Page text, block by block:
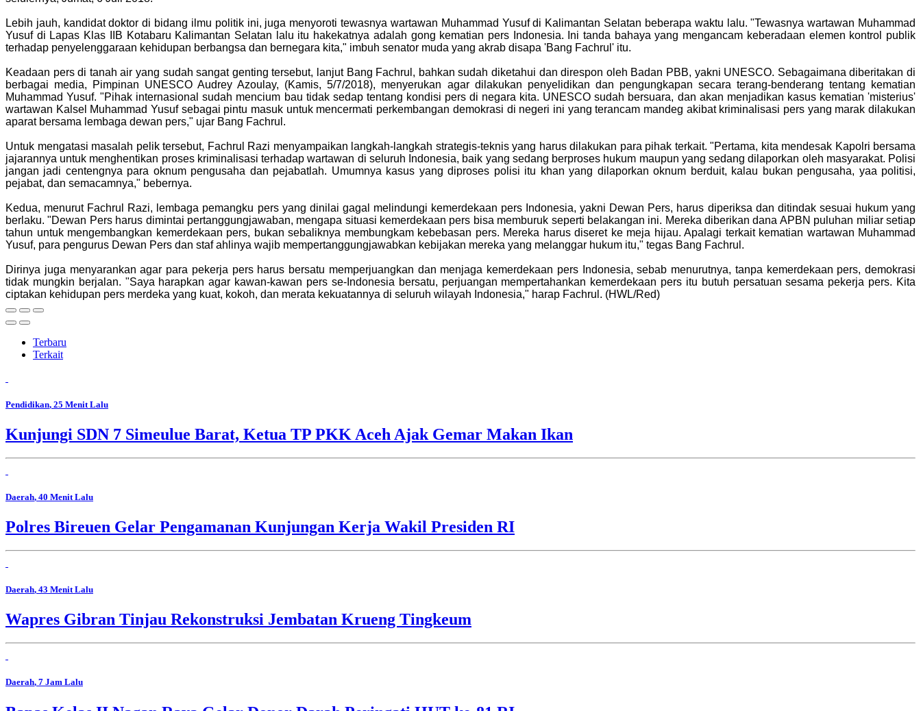
Lebih jauh, kandidat doktor di bidang ilmu politik ini, juga menyoroti tewasnya wartawan Muhammad Yusuf di Kalimantan Selatan beberapa waktu lalu. "Tewasnya wartawan Muhammad
Yusuf di Lapas Klas IIB Kotabaru Kalimantan Selatan lalu itu hakekatnya adalah gong kematian pers Indonesia. Ini tanda bahaya yang mengancam keberadaan elemen kontrol publik
terhadap penyelenggaraan kehidupan berbangsa dan bernegara kita," imbuh senator muda yang akrab disapa 'Bang Fachrul' itu.
Keadaan pers di tanah air yang sudah sangat genting tersebut, lanjut Bang Fachrul, bahkan sudah diketahui dan direspon oleh Badan PBB, yakni UNESCO. Sebagaimana diberitakan di
berbagai media, Pimpinan UNESCO Audrey Azoulay, (Kamis, 5/7/2018), menyerukan agar dilakukan penyelidikan dan pengungkapan secara terang-benderang tentang kematian
Muhammad Yusuf. "Pihak internasional sudah mencium bau tidak sedap tentang kondisi pers di negara kita. UNESCO sudah bersuara, dan akan menjadikan kasus kematian 'misterius'
wartawan Kalsel Muhammad Yusuf sebagai pintu masuk untuk mencermati perkembangan demokrasi di negeri ini yang terancam mandeg akibat kriminalisasi pers yang marak dilakukan
aparat bersama lembaga dewan pers," ujar Bang Fachrul.
Untuk mengatasi masalah pelik tersebut, Fachrul Razi menyampaikan langkah-langkah strategis-teknis yang harus dilakukan para pihak terkait. "Pertama, kita mendesak Kapolri bersama
jajarannya untuk menghentikan proses kriminalisasi terhadap wartawan di seluruh Indonesia, baik yang sedang berproses hukum maupun yang sedang dilaporkan oleh masyarakat. Polisi
jangan jadi centengnya para oknum pengusaha dan pejabatlah. Umumnya kasus yang diproses polisi itu khan yang dilaporkan oknum berduit, kalau bukan pengusaha, yaa politisi,
pejabat, dan semacamnya," bebernya.
Kedua, menurut Fachrul Razi, lembaga pemangku pers yang dinilai gagal melindungi kemerdekaan pers Indonesia, yakni Dewan Pers, harus diperiksa dan ditindak sesuai hukum yang
berlaku. "Dewan Pers harus dimintai pertanggungjawaban, mengapa situasi kemerdekaan pers bisa memburuk seperti belakangan ini. Mereka diberikan dana APBN puluhan miliar setiap
tahun untuk mengembangkan kemerdekaan pers, bukan sebaliknya membungkam kebebasan pers. Mereka harus diseret ke meja hijau. Apalagi terkait kematian wartawan Muhammad
Yusuf, para pengurus Dewan Pers dan staf ahlinya wajib mempertanggungjawabkan kebijakan mereka yang melanggar hukum itu," tegas Bang Fachrul.
Dirinya juga menyarankan agar para pekerja pers harus bersatu memperjuangkan dan menjaga kemerdekaan pers Indonesia, sebab menurutnya, tanpa kemerdekaan pers, demokrasi
tidak mungkin berjalan. "Saya harapkan agar kawan-kawan pers se-Indonesia bersatu, perjuangan mempertahankan kemerdekaan pers itu butuh persatuan sesama pekerja pers. Kita
ciptakan kehidupan pers merdeka yang kuat, kokoh, dan merata kekuatannya di seluruh wilayah Indonesia," harap Fachrul. (HWL/Red)
Terbaru
Terkait
Pendidikan, 25 Menit Lalu
Kunjungi SDN 7 Simeulue Barat, Ketua TP PKK Aceh Ajak Gemar Makan Ikan
Daerah, 40 Menit Lalu
Polres Bireuen Gelar Pengamanan Kunjungan Kerja Wakil Presiden RI
Daerah, 43 Menit Lalu
Wapres Gibran Tinjau Rekonstruksi Jembatan Krueng Tingkeum
Daerah, 7 Jam Lalu